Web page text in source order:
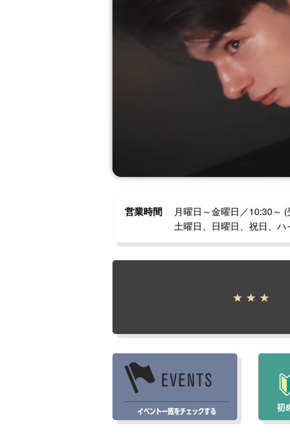
営業時間
月曜日～金曜日／10:30～
土曜日、日曜日、祝日、